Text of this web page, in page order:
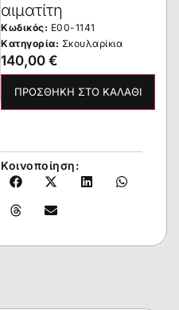
αιματίτη
Κωδικός: E00-1141
Κατηγορία: Σκουλαρίκια
140,00 €
ΠΡΟΣΘΉΚΗ ΣΤΟ ΚΑΛΆΘΙ
Κοινοποίηση: